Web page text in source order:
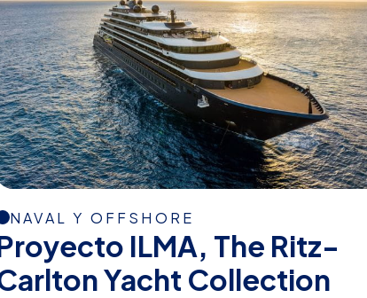
NAVAL Y OFFSHORE
ILMA, The Ritz-
Yacht Collection